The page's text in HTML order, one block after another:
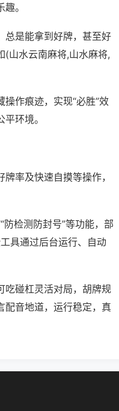
。
总是能拿到好牌，甚至好
(山水云南麻将,山水麻将,
作痕迹，实现“必胜”效
环境。
率及快速自摸等操作，
防检测防封号”等功能，部
具通过后台运行、自动
吃碰杠灵活对局，胡牌规
配音地道，运行稳定，真